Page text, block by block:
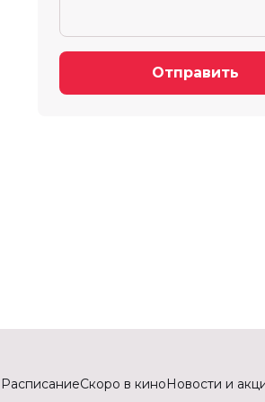
Отправить
РасписаниеСкоро в киноНовости и